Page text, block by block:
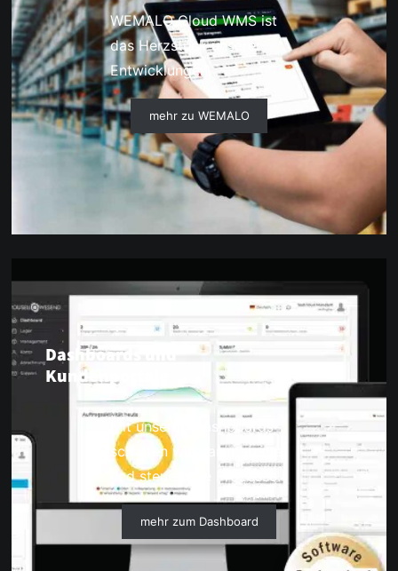
WEMALO Cloud WMS ist
das Herzstück unserer
Entwicklungen.
mehr zu WEMALO
Dashboards und
Kundenportale
Mit unseren Dashboards
schaffen wir transparente
und steuerbare Prozesse.
mehr zum Dashboard